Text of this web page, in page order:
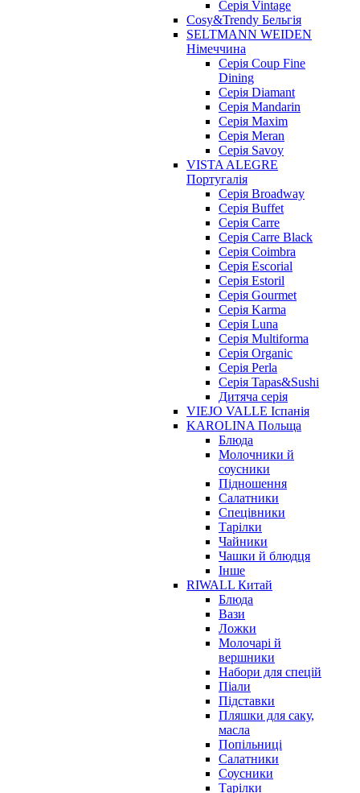
Серія Vintage
Cosy&Trendy Бельгія
SELTMANN WEIDEN
Німеччина
Cерія Coup Fine
Dining
Cерія Diamant
Cерія Mandarin
Cерія Maxim
Серія Meran
Серія Savoy
VISTA ALEGRE
Португалія
Серія Broadway
Серія Buffet
Серія Carre
Серія Carre Black
Серія Coimbra
Серія Escorial
Серія Estoril
Серія Gourmet
Серія Karma
Серія Luna
Серія Multiforma
Серія Organic
Серія Perla
Серія Tapas&Sushi
Дитяча серія
VIEJO VALLE Іспанія
KAROLINA Польща
Блюда
Молочники й
соусники
Підношення
Салатники
Спецівники
Тарілки
Чайники
Чашки й блюдця
Інше
RIWALL Китай
Блюда
Вази
Ложки
Молочарі й
вершники
Набори для спецій
Піали
Підставки
Пляшки для саку,
масла
Попільниці
Салатники
Соусники
Тарілки